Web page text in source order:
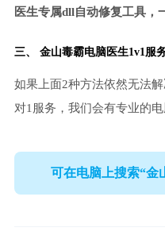
医生专属dll自动修复工具，
三、 金山毒霸电脑医生1v1服
如果上面2种方法依然无法
对1服务，我们会有专业的
可在电脑上搜索“金